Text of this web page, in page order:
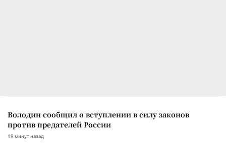
Володин сообщил о вступлении в силу законов
против предателей России
19 минут назад